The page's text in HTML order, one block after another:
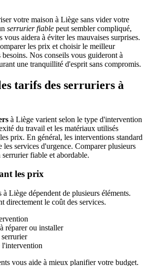
votre maison à Liège sans vider votre
serrurier fiable peut sembler compliqué,
vous aidera à éviter les mauvaises surprises.
les prix et choisir le meilleur
Nos conseils vous guideront à
une tranquillité d'esprit sans compromis.
tarifs des serruriers à
à Liège varient selon le type d'intervention
du travail et les matériaux utilisés
prix. En général, les interventions standard
les services d'urgence. Comparer plusieurs
fiable et abordable.
les prix
à Liège dépendent de plusieurs éléments.
directement le coût des services.
réparer ou installer
l'intervention
vous aide à mieux planifier votre budget.